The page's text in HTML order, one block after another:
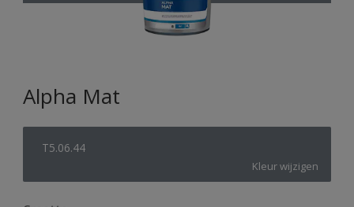
Alpha Mat
T5.06.44
Kleur wijzigen